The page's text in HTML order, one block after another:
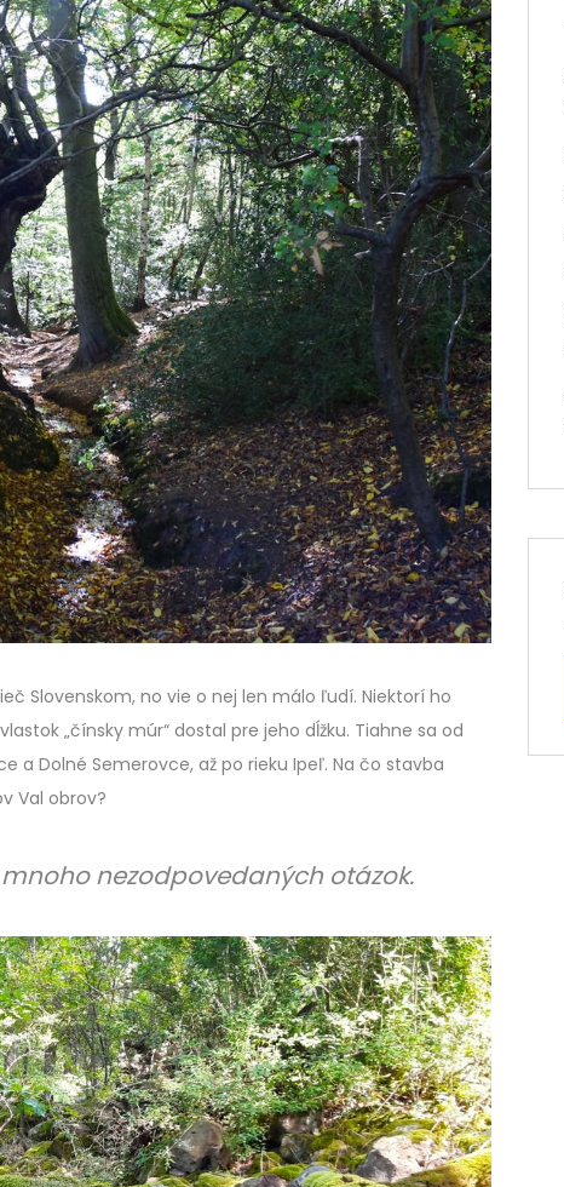
Slovenskom, no vie o nej len málo ľudí. Niektorí ho
„čínsky múr“ dostal pre jeho dĺžku. Tiahne sa od
a Dolné Semerovce, až po rieku Ipeľ. Na čo stavba
Val obrov?
nezodpovedaných otázok.